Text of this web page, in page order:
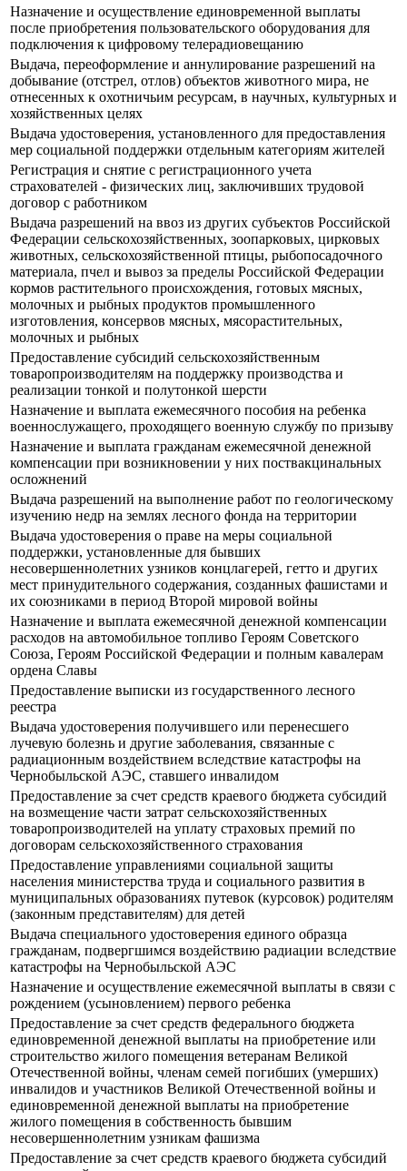
Назначение и осуществление единовременной выплаты
после приобретения пользовательского оборудования для
подключения к цифровому телерадиовещанию
Выдача, переоформление и аннулирование разрешений на
добывание (отстрел, отлов) объектов животного мира, не
отнесенных к охотничьим ресурсам, в научных, культурных и
хозяйственных целях
Выдача удостоверения, установленного для предоставления
мер социальной поддержки отдельным категориям жителей
Регистрация и снятие с регистрационного учета
страхователей - физических лиц, заключивших трудовой
договор с работником
Выдача разрешений на ввоз из других субъектов Российской
Федерации сельскохозяйственных, зоопарковых, цирковых
животных, сельскохозяйственной птицы, рыбопосадочного
материала, пчел и вывоз за пределы Российской Федерации
кормов растительного происхождения, готовых мясных,
молочных и рыбных продуктов промышленного
изготовления, консервов мясных, мясорастительных,
молочных и рыбных
Предоставление субсидий сельскохозяйственным
товаропроизводителям на поддержку производства и
реализации тонкой и полутонкой шерсти
Назначение и выплата ежемесячного пособия на ребенка
военнослужащего, проходящего военную службу по призыву
Назначение и выплата гражданам ежемесячной денежной
компенсации при возникновении у них поствакцинальных
осложнений
Выдача разрешений на выполнение работ по геологическому
изучению недр на землях лесного фонда на территории
Выдача удостоверения о праве на меры социальной
поддержки, установленные для бывших
несовершеннолетних узников концлагерей, гетто и других
мест принудительного содержания, созданных фашистами и
их союзниками в период Второй мировой войны
Назначение и выплата ежемесячной денежной компенсации
расходов на автомобильное топливо Героям Советского
Союза, Героям Российской Федерации и полным кавалерам
ордена Славы
Предоставление выписки из государственного лесного
реестра
Выдача удостоверения получившего или перенесшего
лучевую болезнь и другие заболевания, связанные с
радиационным воздействием вследствие катастрофы на
Чернобыльской АЭС, ставшего инвалидом
Предоставление за счет средств краевого бюджета субсидий
на возмещение части затрат сельскохозяйственных
товаропроизводителей на уплату страховых премий по
договорам сельскохозяйственного страхования
Предоставление управлениями социальной защиты
населения министерства труда и социального развития в
муниципальных образованиях путевок (курсовок) родителям
(законным представителям) для детей
Выдача специального удостоверения единого образца
гражданам, подвергшимся воздействию радиации вследствие
катастрофы на Чернобыльской АЭС
Назначение и осуществление ежемесячной выплаты в связи с
рождением (усыновлением) первого ребенка
Предоставление за счет средств федерального бюджета
единовременной денежной выплаты на приобретение или
строительство жилого помещения ветеранам Великой
Отечественной войны, членам семей погибших (умерших)
инвалидов и участников Великой Отечественной войны и
единовременной денежной выплаты на приобретение
жилого помещения в собственность бывшим
несовершеннолетним узникам фашизма
Предоставление за счет средств краевого бюджета субсидий